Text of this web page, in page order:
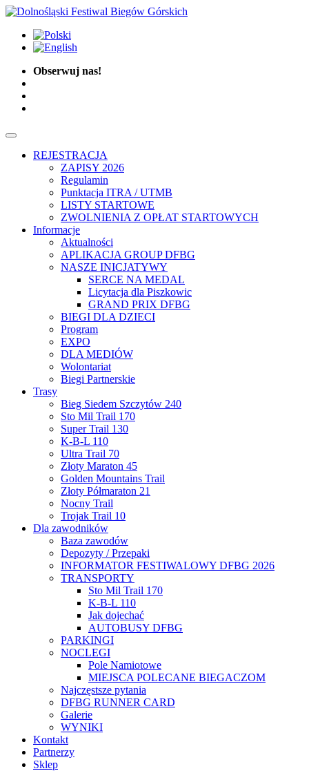
Obserwuj nas!
REJESTRACJA
ZAPISY 2026
Regulamin
Punktacja ITRA / UTMB
LISTY STARTOWE
ZWOLNIENIA Z OPŁAT STARTOWYCH
Informacje
Aktualności
APLIKACJA GROUP DFBG
NASZE INICJATYWY
SERCE NA MEDAL
Licytacja dla Piszkowic
GRAND PRIX DFBG
BIEGI DLA DZIECI
Program
EXPO
DLA MEDIÓW
Wolontariat
Biegi Partnerskie
Trasy
Bieg Siedem Szczytów 240
Sto Mil Trail 170
Super Trail 130
K-B-L 110
Ultra Trail 70
Złoty Maraton 45
Golden Mountains Trail
Złoty Półmaraton 21
Nocny Trail
Trojak Trail 10
Dla zawodników
Baza zawodów
Depozyty / Przepaki
INFORMATOR FESTIWALOWY DFBG 2026
TRANSPORTY
Sto Mil Trail 170
K-B-L 110
Jak dojechać
AUTOBUSY DFBG
PARKINGI
NOCLEGI
Pole Namiotowe
MIEJSCA POLECANE BIEGACZOM
Najczęstsze pytania
DFBG RUNNER CARD
Galerie
WYNIKI
Kontakt
Partnerzy
Sklep